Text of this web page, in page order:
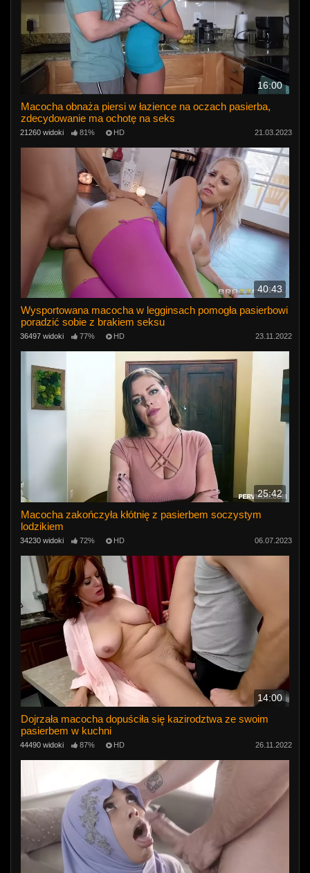
16:00
Macocha obnaża piersi w łazience na oczach pasierba,
zdecydowanie ma ochotę na seks
21260 widoki 81% HD 21.03.2023
40:43
Wysportowana macocha w legginsach pomogła pasierbowi
poradzić sobie z brakiem seksu
36497 widoki 77% HD 23.11.2022
25:42
Macocha zakończyła kłótnię z pasierbem soczystym
lodzikiem
34230 widoki 72% HD 06.07.2023
14:00
Dojrzała macocha dopuściła się kazirodztwa ze swoim
pasierbem w kuchni
44490 widoki 87% HD 26.11.2022